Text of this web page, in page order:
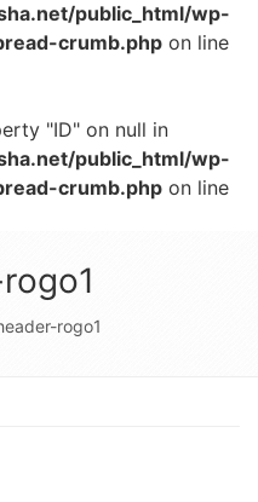
public_html/wp-
crumb.php on line
"ID" on null in
public_html/wp-
crumb.php on line
rogo1